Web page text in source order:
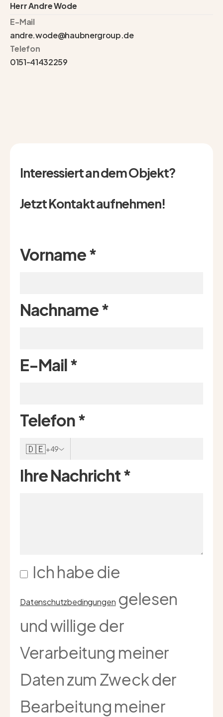
Herr Andre Wode
E-Mail
andre.wode@haubnergroup.de
Telefon
0151-41432259
Interessiert an dem Objekt?
Jetzt Kontakt aufnehmen!
Vorname*
Nachname*
E-Mail*
Telefon*
🇩🇪+49
Ihre Nachricht*
Ich habe die
Datenschutzbedingungen gelesen
und willige der
Verarbeitung meiner
Daten zum Zweck der
Bearbeitung meiner